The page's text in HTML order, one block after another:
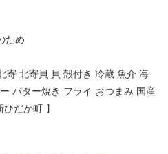
ため
寄 北寄貝 貝 殻付き 冷蔵 魚介 海
バター焼き フライ おつまみ 国産
だか町 】